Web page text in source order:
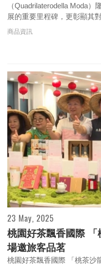
（Quadrilaterodella Moda
展的重要里程碑，更彰顯其
商品資訊
23 May, 2025
桃園好茶飄香國際
場邀旅客品茗
桃園好茶飄香國際 「桃茶沙
Testoni 2026春夏系
舒適，詮釋義式優雅